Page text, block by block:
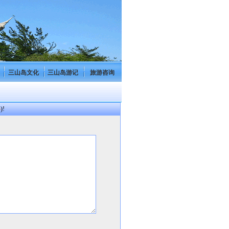
三山岛文化 三山岛游记 旅游咨询
)!